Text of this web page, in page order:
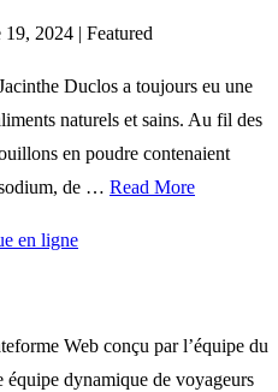
19, 2024 | Featured
Duclos a toujours eu une
naturels et sains. Au fil des
en poudre contenaient
sodium, de … Read More
en ligne
Web conçu par l’équipe du
dynamique de voyageurs